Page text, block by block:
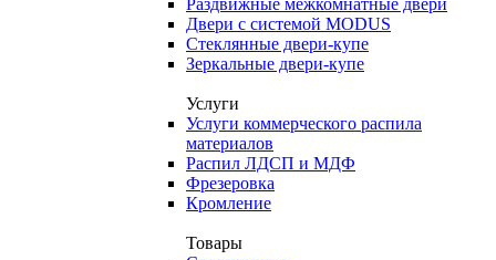
Раздвижные межкомнатные двери
Двери с системой MODUS
Стеклянные двери-купе
Зеркальные двери-купе
Услуги
Услуги коммерческого распила
материалов
Распил ЛДСП и МДФ
Фрезеровка
Кромление
Товары